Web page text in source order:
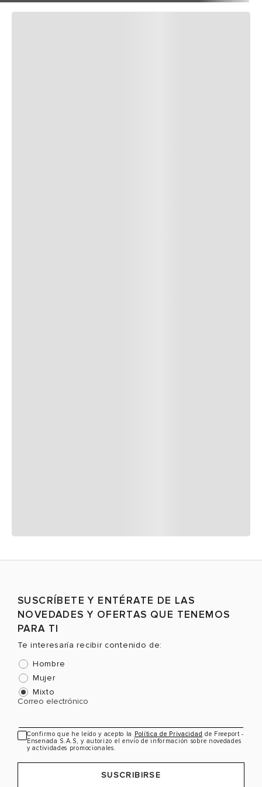
SUSCRÍBETE Y ENTÉRATE DE LAS
NOVEDADES Y OFERTAS QUE TENEMOS
PARA TI
Te interesaría recibir contenido de:
Hombre
Mujer
Mixto
Correo electrónico
Confirmo que he leído y acepto la Política de Privacidad de Freeport -
Ensenada S.A.S, y autorizo el envío de información sobre novedades
y actividades promocionales.
SUSCRIBIRSE